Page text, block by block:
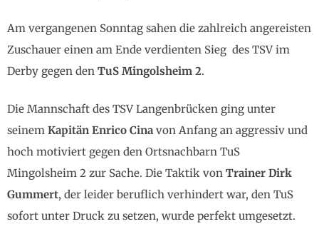
Am vergangenen Sonntag sahen die zahlreich angereisten
Zuschauer einen am Ende verdienten Sieg des TSV im
Derby gegen den TuS Mingolsheim 2.
Die Mannschaft des TSV Langenbrücken ging unter
seinem Kapitän Enrico Cina von Anfang an aggressiv und
hoch motiviert gegen den Ortsnachbarn TuS
Mingolsheim 2 zur Sache. Die Taktik von Trainer Dirk
Gummert, der leider beruflich verhindert war, den TuS
sofort unter Druck zu setzen, wurde perfekt umgesetzt.